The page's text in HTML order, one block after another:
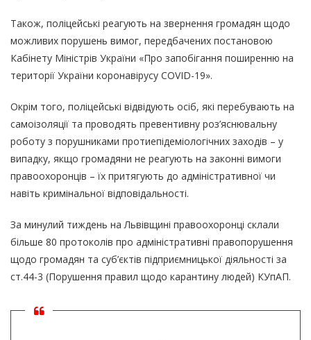
Також, поліцейські реагують на звернення громадян щодо
можливих порушень вимог, передбачених постановою
Кабінету Міністрів України «Про запобігання поширенню на
території України коронавірусу COVID-19».
Окрім того, поліцейські відвідують осіб, які перебувають на
самоізоляції та проводять превентивну роз’яснювальну
роботу з порушниками протиепідеміологічних заходів – у
випадку, якщо громадяни не реагують на законні вимоги
правоохоронців – їх притягують до адміністративної чи
навіть кримінальної відповідальності.
За минулий тиждень на Львівщині правоохоронці склали
більше 80 протоколів про адміністративні правопорушення
щодо громадян та суб’єктів підприємницької діяльності за
ст.44-3 (Порушення правил щодо карантину людей) КУпАП.